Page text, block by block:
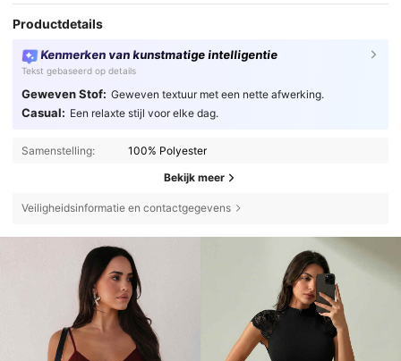
Productdetails
Kenmerken van kunstmatige intelligentie
Tekst gebaseerd op details
Geweven Stof: Geweven textuur met een nette afwerking.
Casual: Een relaxte stijl voor elke dag.
Samenstelling: 100% Polyester
Bekijk meer
Veiligheidsinformatie en contactgegevens